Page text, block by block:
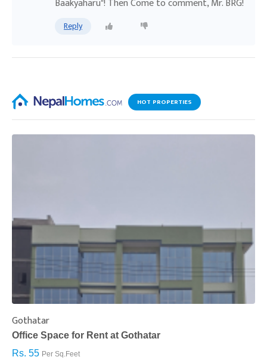
Reply
HOT PROPERTIES
Gothatar
Office Space for Rent at Gothatar
Rs. 55 Per Sq.Feet